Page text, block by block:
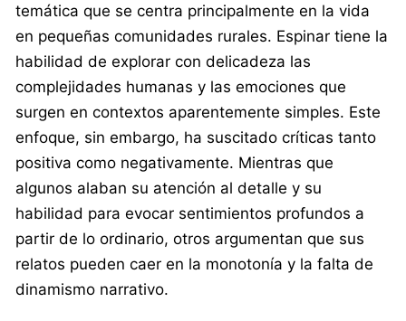
temática que se centra principalmente en la vida
en pequeñas comunidades rurales. Espinar tiene la
habilidad de explorar con delicadeza las
complejidades humanas y las emociones que
surgen en contextos aparentemente simples. Este
enfoque, sin embargo, ha suscitado críticas tanto
positiva como negativamente. Mientras que
algunos alaban su atención al detalle y su
habilidad para evocar sentimientos profundos a
partir de lo ordinario, otros argumentan que sus
relatos pueden caer en la monotonía y la falta de
dinamismo narrativo.